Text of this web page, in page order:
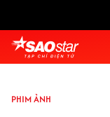
PHIM ẢNH